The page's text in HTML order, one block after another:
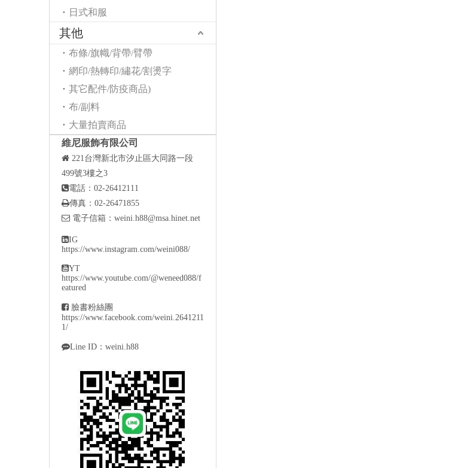
日式和服
其他
布條/旗幟/背帶/臂帶
網印/熱轉印/繡花/割燙字
其它配件/防疫商品)
布/副料
大量拍賣商品
維尼服飾有限公司
 221台灣新北市汐止區大同路一段
499號3樓之3
電話：02-26412111
傳真：02-26471855
 電子信箱： weini.h88@msa.hinet.net
IG
https://www.instagram.com/weini088/
YT
https://www.youtube.com/@weneed088/f
eatured
 臉書粉絲團
https://www.facebook.com/weini.2641211
1/
Line ID：weini.h88